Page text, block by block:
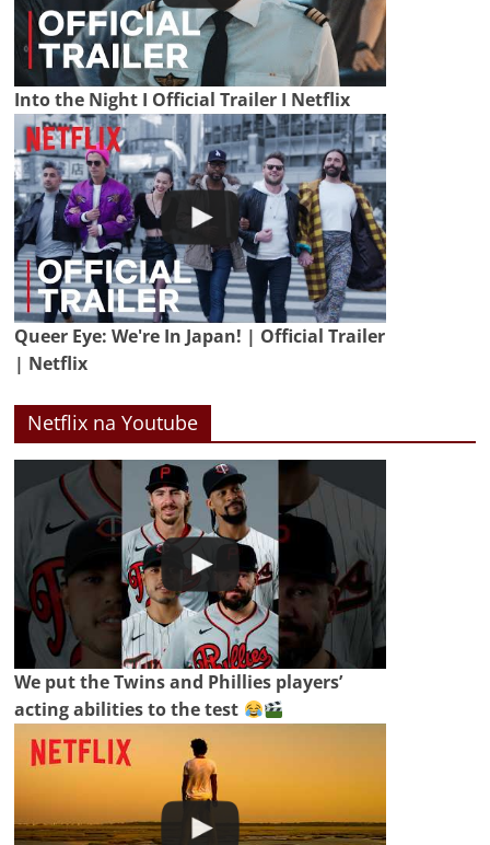
Into the Night I Official Trailer I Netflix
Queer Eye: We're In Japan! | Official Trailer
| Netflix
Netflix na Youtube
We put the Twins and Phillies players’
acting abilities to the test